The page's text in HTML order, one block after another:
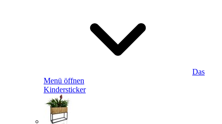
Das
Menü öffnen
Kindersticker